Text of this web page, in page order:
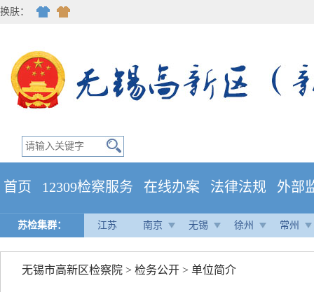
换肤：
首页 12309检察服务 在线办案 法律法规 外部
苏检集群： 江苏 南京 无锡 徐州 常州
无锡市高新区检察院 > 检务公开 > 单位简介